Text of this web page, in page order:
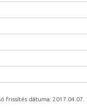
frissítés dátuma: 2017.04.07.